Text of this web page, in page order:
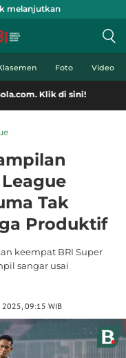
melanjutkan
Foto Video
sini!
Tak
Produktif
keempat BRI Super
sangar usai
2025, 09:15 WIB